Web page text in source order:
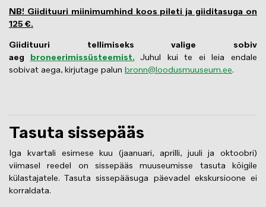
NB! Giidituuri miinimumhind koos pileti ja giiditasuga on
125 €.
Giidituuri tellimiseks valige sobiv
aeg
broneerimissüsteemist. Juhul kui te ei leia endale
sobivat aega, kirjutage palun bronn@loodusmuuseum.ee.
Tasuta sissepääs
Iga kvartali esimese kuu (jaanuari, aprilli, juuli ja oktoobri)
viimasel reedel on sissepääs muuseumisse tasuta kõigile
külastajatele. Tasuta sissepääsuga päevadel ekskursioone ei
korraldata.